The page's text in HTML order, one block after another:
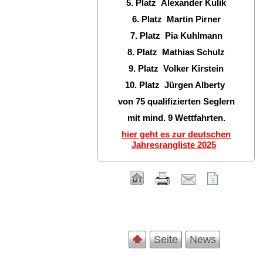
5. Platz Alexander Kulik
6. Platz Martin Pirner
7. Platz Pia Kuhlmann
8. Platz Mathias Schulz
9. Platz Volker Kirstein
10. Platz Jürgen Alberty
von 75 qualifizierten Seglern
mit mind. 9 Wettfahrten.
hier geht es zur deutschen
Jahresrangliste 2025
Seite News